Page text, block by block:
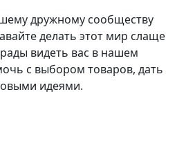
дружному сообществу
делать этот мир слаще
видеть вас в нашем
с выбором товаров, дать
идеями.